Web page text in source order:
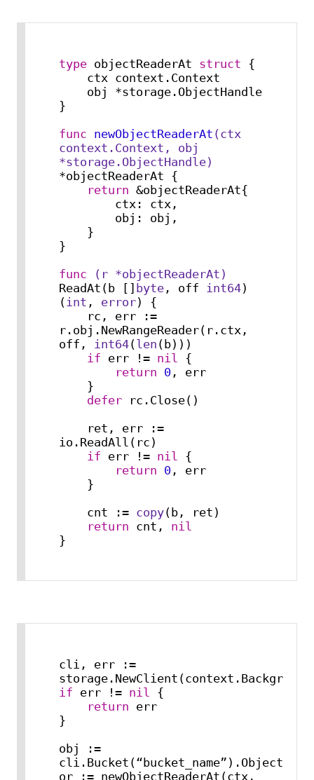
type objectReaderAt struct {
}
func newObjectReaderAt (ctx
context.Context, obj
*storage.ObjectHandle)
*objectReaderAt {
return &objectReaderAt{
}
func
(r *objectReaderAt)
ReadAt(b [] byte, off int64)
( int , error) {
r.obj.NewRangeReader(r.ctx,
off,
int64(len (b)))
if err != nil
{
return 0, err
defer rc.Close()
io.ReadAll(rc)
if err != nil
{
return 0, err
    cnt :=
copy(b, ret)
return cnt, nil
}
cli, err :=
if err != nil {
return err
}
obj :=
or := newObjectReaderAt(ctx,